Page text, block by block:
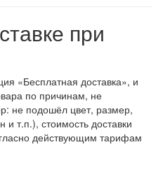
при
«Бесплатная доставка», и
по причинам, не
не подошёл цвет, размер,
т.п.), стоимость доставки
действующим тарифам